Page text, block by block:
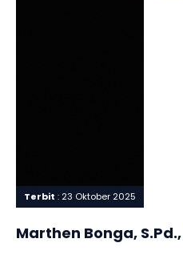
Terbit : 23 Oktober 2025
Terbit : 29 September
Marthen Bonga, S.Pd.,